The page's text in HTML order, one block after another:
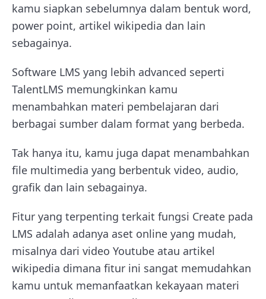
kamu siapkan sebelumnya dalam bentuk word,
power point, artikel wikipedia dan lain
sebagainya.
Software LMS yang lebih advanced seperti
TalentLMS memungkinkan kamu
menambahkan materi pembelajaran dari
berbagai sumber dalam format yang berbeda.
Tak hanya itu, kamu juga dapat menambahkan
file multimedia yang berbentuk video, audio,
grafik dan lain sebagainya.
Fitur yang terpenting terkait fungsi Create pada
LMS adalah adanya aset online yang mudah,
misalnya dari video Youtube atau artikel
wikipedia dimana fitur ini sangat memudahkan
kamu untuk memanfaatkan kekayaan materi